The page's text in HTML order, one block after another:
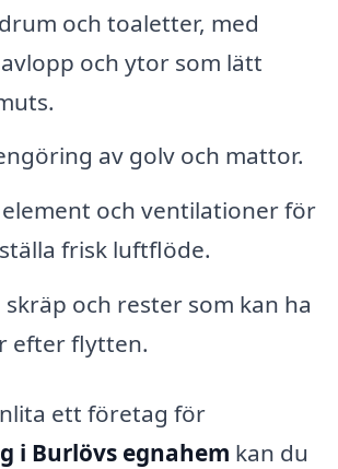
och toaletter, med
och ytor som lätt
av golv och mattor.
och ventilationer för
frisk luftflöde.
skräp och rester som kan ha
efter flytten.
ett företag för
i Burlövs egnahem kan du